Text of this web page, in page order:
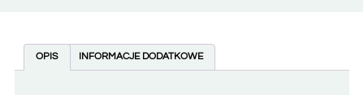
OPIS INFORMACJE DODATKOWE